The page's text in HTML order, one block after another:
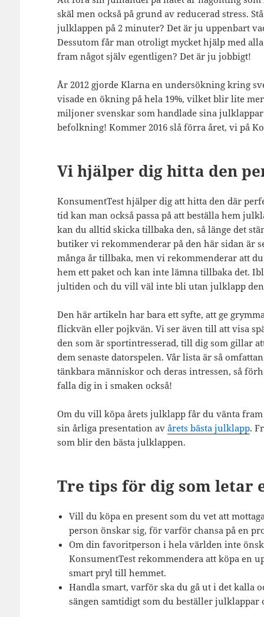
skäl men också på grund av reducerad stress.
julklappen på 2 minuter? Det är ju uppenbart
Dessutom får man otroligt mycket hjälp med
fram något själv egentligen? Det är ju jobbigt!
År 2012 gjorde Klarna en undersökning kring
visade en ökning på hela 19%, vilket blir lite
miljoner svenskar som handlade sina
befolkning! Kommer 2016 slå förra året, vi på
Vi hjälper dig hitta den
KonsumentTest hjälper dig att hitta den där
tid kan man också passa på att beställa hem
kan du alltid skicka tillbaka den, så länge det
butiker vi rekommenderar på den här sidan är
många år tillbaka, men vi rekommenderar att
hem ett paket och kan inte lämna tillbaka det.
jultiden och du vill väl inte bli utan julklapp den
Den här artikeln har bara ett syfte, att ge
flickvän eller pojkvän. Vi ser även till att visa
den som är sportintresserad, till dig som gillar
dem senaste datorspelen. Vår lista är så
tänkbara människor och deras intressen, så
falla dig in i smaken också!
Om du vill köpa årets julklapp får du vänta
sin årliga presentation av årets bästa julklapp.
som blir den bästa julklappen.
Tre tips för dig som letar
Vill du köpa en present som du vet att
person önskar sig, för varför chansa på en
Om din favoritperson i hela världen inte
KonsumentTest rekommendera att köpa en
smart pryl till hemmet.
Handla smart, varför ska du gå ut i det kalla
sängen samtidigt som du beställer julklappar